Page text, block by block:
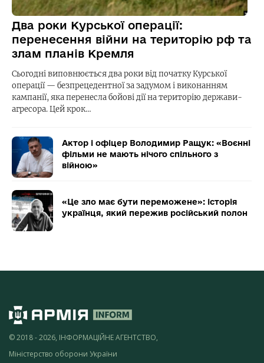
Два роки Курської операції:
перенесення війни на територію рф та
злам планів Кремля
Сьогодні виповнюється два роки від початку Курської
операції — безпрецедентної за задумом і виконанням
кампанії, яка перенесла бойові дії на територію держави-
агресора. Цей крок…
Актор і офіцер Володимир Ращук: «Воєнні
фільми не мають нічого спільного з
війною»
«Це зло має бути переможене»: історія
українця, який пережив російський полон
© 2018 - 2026, ІНФОРМАЦІЙНЕ АГЕНТСТВО,
Міністерство оборони України